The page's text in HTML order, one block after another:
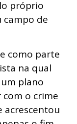
próprio
campo de
como parte
na qual
plano
com o crime
acrescentou